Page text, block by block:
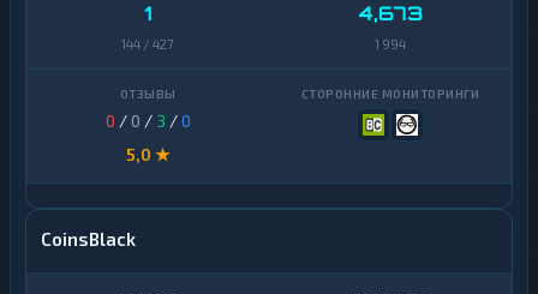
1
144 / 427
4,673
1 994
0 / 0 / 3 /0
5,0 ★
CoinsBlack